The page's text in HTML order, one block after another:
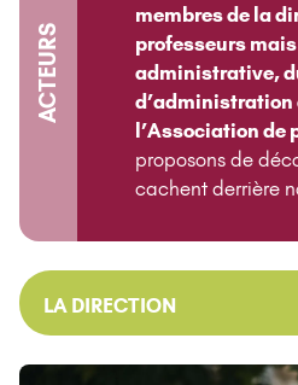
ACTEURS
membres de la
professeurs
administrative,
d’administration
l’Association de
proposons de
cachent derrière